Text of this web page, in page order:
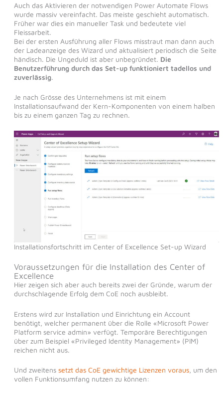
Auch das Aktivieren der notwendigen Power Automate Flows
wurde massiv vereinfacht. Das meiste geschieht automatisch.
Früher war dies ein manueller Task und bedeutete viel
Fleissarbeit.
Bei der ersten Ausführung aller Flows misstraut man dann auch
der Ladeanzeige des Wizard und aktualisiert periodisch die Seite
händisch. Die Ungeduld ist aber unbegründet. Die
Benutzerführung durch das Set-up funktioniert tadellos und
zuverlässig.
Je nach Grösse des Unternehmens ist mit einem
Installationsaufwand der Kern-Komponenten von einem halben
bis zu einem ganzen Tag zu rechnen.
Installationsfortschritt im Center of Excellence Set-up Wizard
Voraussetzungen für die Installation des Center of
Excellence
Hier zeigen sich aber auch bereits zwei der Gründe, warum der
durchschlagende Erfolg dem CoE noch ausbleibt.
Erstens wird zur Installation und Einrichtung ein Account
benötigt, welcher permanent über die Rolle «Microsoft Power
Platform service admin» verfügt. Temporäre Berechtigungen
über zum Beispiel «Privileged Identity Management» (PIM)
reichen nicht aus.
Und zweitens setzt das CoE gewichtige Lizenzen voraus, um den
vollen Funktionsumfang nutzen zu können: